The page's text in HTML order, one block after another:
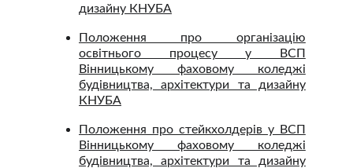
Положення про організацію
освітнього процесу у ВСП
Вінницькому фаховому коледжі
будівництва, архітектури та дизайну
КНУБА
дизайну КНУБА
Положення про стейкхолдерів у ВСП
Вінницькому фаховому коледжі
будівництва, архітектури та дизайну